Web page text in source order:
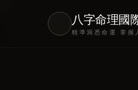
八字命理國
精準洞悉命運 掌握